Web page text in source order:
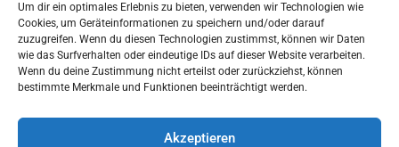
Um dir ein optimales Erlebnis zu bieten, verwenden wir Technologien wie
Cookies, um Geräteinformationen zu speichern und/oder darauf
zuzugreifen. Wenn du diesen Technologien zustimmst, können wir Daten
wie das Surfverhalten oder eindeutige IDs auf dieser Website verarbeiten.
Wenn du deine Zustimmung nicht erteilst oder zurückziehst, können
bestimmte Merkmale und Funktionen beeinträchtigt werden.
Akzeptieren
FREIUMSCHLAG AUSDRUCKEN
Rechtliches
AGB